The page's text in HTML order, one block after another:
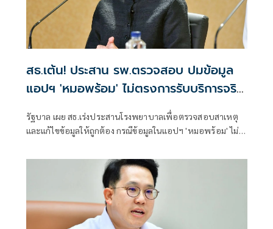
สธ.เต้น! ประสาน รพ.ตรวจสอบ ปมข้อมูล
แอปฯ 'หมอพร้อม' ไม่ตรงการรับบริการจริง
รัฐบาล เผย สธ.เร่งประสานโรงพยาบาลเพื่อตรวจสอบสาเหตุ
และแก้ไขข้อมูลให้ถูกต้อง กรณีข้อมูลในแอปฯ 'หมอพร้อม' ไม่